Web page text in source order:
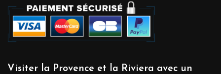
Visiter la Provence et la Riviera avec un